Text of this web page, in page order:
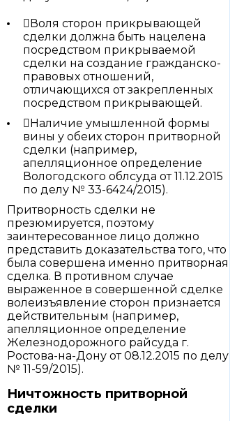
Воля сторон прикрывающей
сделки должна быть нацелена
посредством прикрываемой
сделки на создание гражданско-
правовых отношений,
отличающихся от закрепленных
посредством прикрывающей.
Наличие умышленной формы
вины у обеих сторон притворной
сделки (например,
апелляционное определение
Вологодского облсуда от 11.12.2015
по делу № 33-6424/2015).
Притворность сделки не
презюмируется, поэтому
заинтересованное лицо должно
представить доказательства того, что
была совершена именно притворная
сделка. В противном случае
выраженное в совершенной сделке
волеизъявление сторон признается
действительным (например,
апелляционное определение
Железнодорожного райсуда г.
Ростова-на-Дону от 08.12.2015 по делу
№ 11-59/2015).
Ничтожность притворной
сделки